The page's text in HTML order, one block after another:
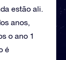
estão ali.
anos,
o ano 1
é